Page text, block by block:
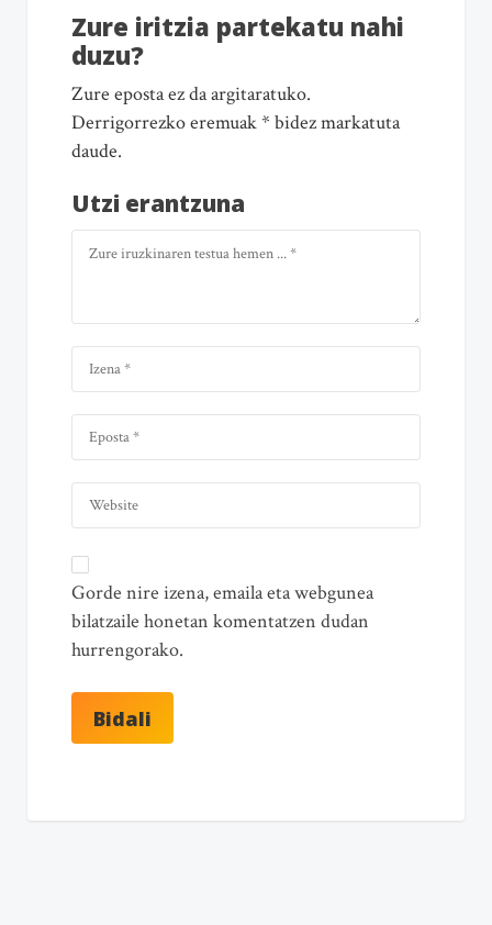
Zure iritzia partekatu nahi
duzu?
Zure eposta ez da argitaratuko.
Derrigorrezko eremuak * bidez markatuta
daude.
Utzi erantzuna
Gorde nire izena, emaila eta webgunea
bilatzaile honetan komentatzen dudan
hurrengorako.